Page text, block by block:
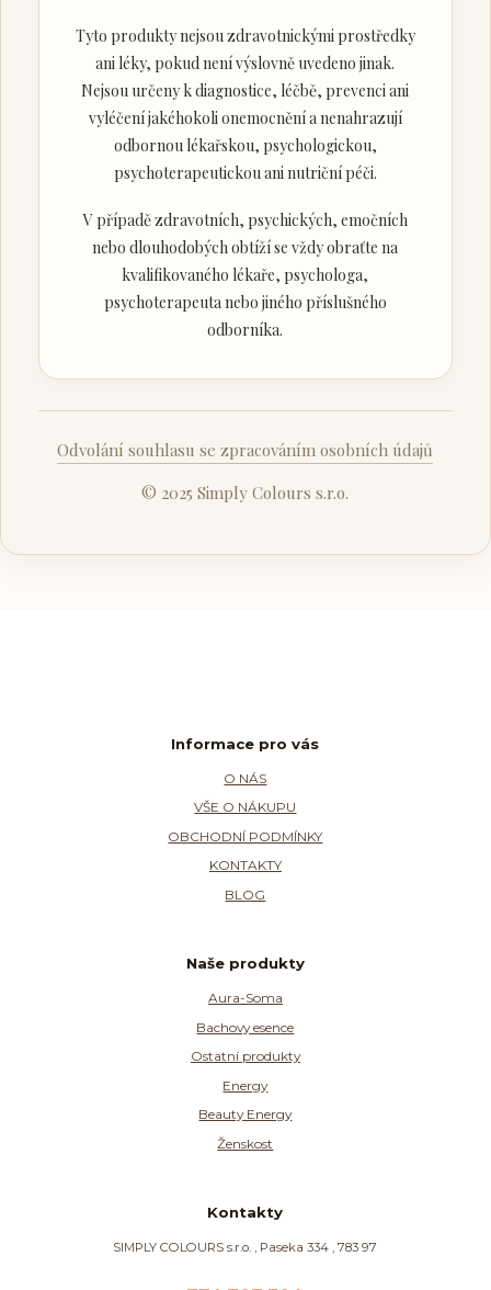
Tyto produkty nejsou zdravotnickými prostředky
ani léky, pokud není výslovně uvedeno jinak.
Nejsou určeny k diagnostice, léčbě, prevenci ani
vyléčení jakéhokoli onemocnění a nenahrazují
odbornou lékařskou, psychologickou,
psychoterapeutickou ani nutriční péči.
V případě zdravotních, psychických, emočních
nebo dlouhodobých obtíží se vždy obraťte na
kvalifikovaného lékaře, psychologa,
psychoterapeuta nebo jiného příslušného
odborníka.
Odvolání souhlasu se zpracováním osobních údajů
© 2025 Simply Colours s.r.o.
Informace pro vás
O NÁS
VŠE O NÁKUPU
OBCHODNÍ PODMÍNKY
KONTAKTY
BLOG
Naše produkty
Aura-Soma
Bachovy esence
Ostatní produkty
Energy
Beauty Energy
Ženskost
Kontakty
SIMPLY COLOURS s.r.o. , Paseka 334 , 783 97